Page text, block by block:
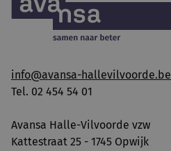
info@avansa-hallevilvoorde.be
Tel. 02 454 54 01
Avansa Halle-Vilvoorde vzw
Kattestraat 25 - 1745 Opwijk